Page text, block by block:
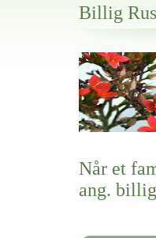
Billig
Her hos os får du
Billig
vi hjælper i alle faser
Når et
ang.